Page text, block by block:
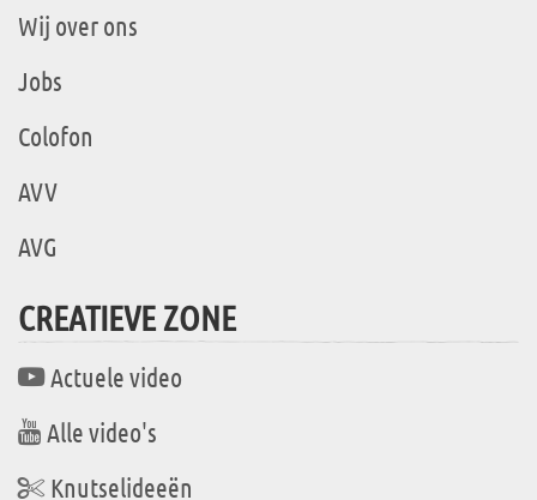
Wij over ons
Jobs
Colofon
AVV
AVG
CREATIEVE ZONE
Actuele video
Alle video's
Knutselideeën